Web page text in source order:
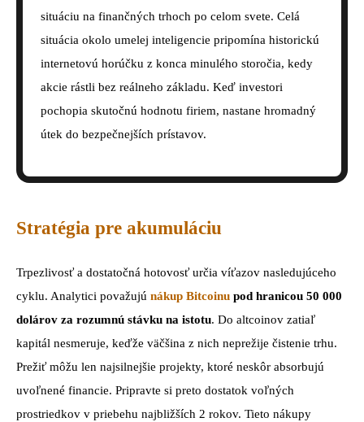
situáciu na finančných trhoch po celom svete. Celá
situácia okolo umelej inteligencie pripomína historickú
internetovú horúčku z konca minulého storočia, kedy
akcie rástli bez reálneho základu. Keď investori
pochopia skutočnú hodnotu firiem, nastane hromadný
útek do bezpečnejších prístavov.
Stratégia pre akumuláciu
Trpezlivosť a dostatočná hotovosť určia víťazov nasledujúceho
cyklu. Analytici považujú nákup Bitcoinu pod hranicou 50 000
dolárov za rozumnú stávku na istotu. Do altcoinov zatiaľ
kapitál nesmeruje, keďže väčšina z nich neprežije čistenie trhu.
Prežiť môžu len najsilnejšie projekty, ktoré neskôr absorbujú
uvoľnené financie. Pripravte si preto dostatok voľných
prostriedkov v priebehu najbližších 2 rokov. Tieto nákupy